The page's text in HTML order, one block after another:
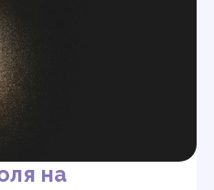
на